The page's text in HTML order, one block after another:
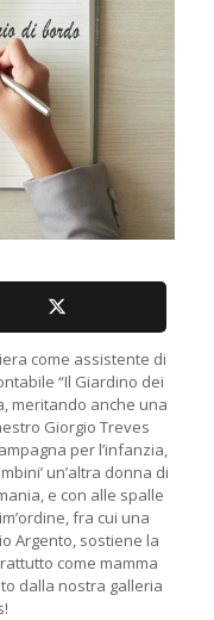
come assistente di
“Il Giardino dei
meritando anche una
Giorgio Treves
per l’infanzia,
un’altra donna di
e con alle spalle
fra cui una
Argento, sostiene la
come mamma
dalla nostra galleria